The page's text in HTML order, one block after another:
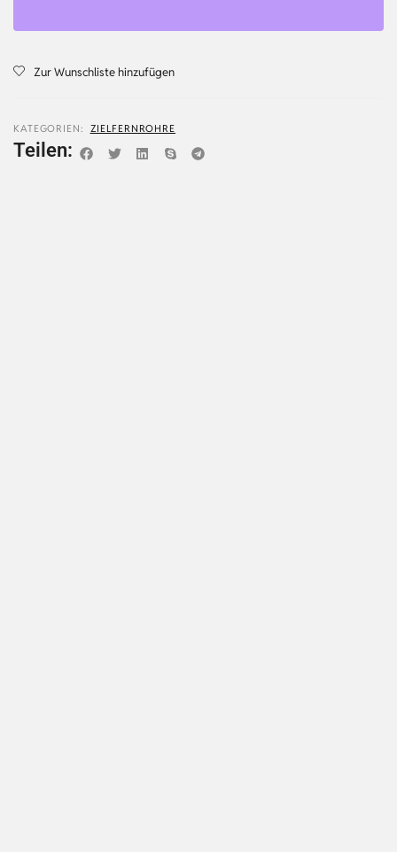
Zur Wunschliste hinzufügen
KATEGORIEN: ZIELFERNROHRE
Teilen: